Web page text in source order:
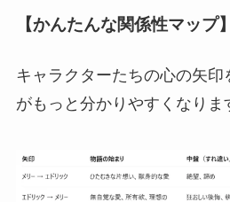
【かんたんな関係性マップ】
キャラクターたちの心の矢
がもっと分かりやすくなりま